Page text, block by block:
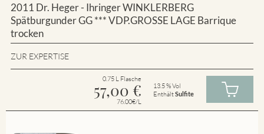
2011 Dr. Heger - Ihringer WINKLERBERG
Spätburgunder GG *** VDP.GROSSE LAGE Barrique
trocken
ZUR EXPERTISE
0.75 L Flasche
57,00 €
76.00€/L
13.5 % Vol
EnthältSulfite